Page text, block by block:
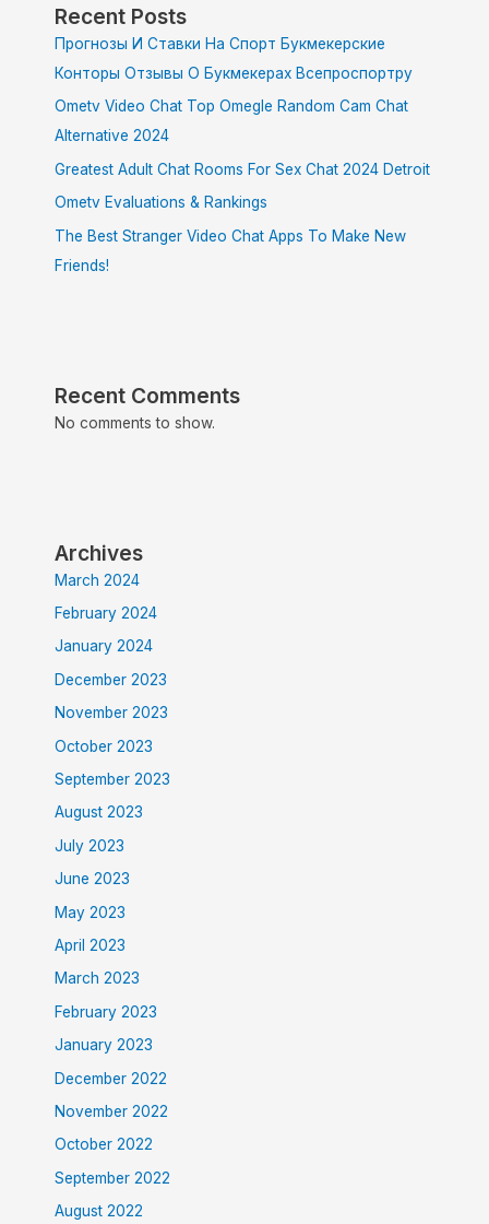
Recent Posts
Прогнозы И Ставки На Спорт Букмекерские
Конторы Отзывы О Букмекерах Всепроспортру
Ometv Video Chat Top Omegle Random Cam Chat
Alternative 2024
Greatest Adult Chat Rooms For Sex Chat 2024 Detroit
Ometv Evaluations & Rankings
The Best Stranger Video Chat Apps To Make New
Friends!
Recent Comments
No comments to show.
Archives
March 2024
February 2024
January 2024
December 2023
November 2023
October 2023
September 2023
August 2023
July 2023
June 2023
May 2023
April 2023
March 2023
February 2023
January 2023
December 2022
November 2022
October 2022
September 2022
August 2022